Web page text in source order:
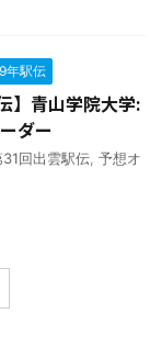
年駅伝
】青山学院大学:
ダー
回出雲駅伝 予想オ